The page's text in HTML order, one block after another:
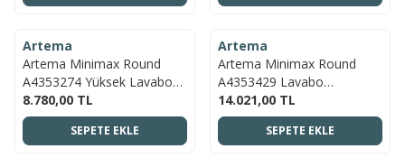
YENI
ÜCRETSIZ KARGO
Artema
Artema Minimax Round
A4353274 Yüksek Lavabo
Bataryası, Soft Altın
8.780,00 TL
SEPETE EKLE
YENI
ÜCRETSIZ KARGO
Artema
Artema Minimax Round
A4353429 Lavabo
Bataryası, Soft Bakır
14.021,00 TL
SEPETE EKLE
ÜCRETSIZ KARGO ÜCRETSIZ KARGO